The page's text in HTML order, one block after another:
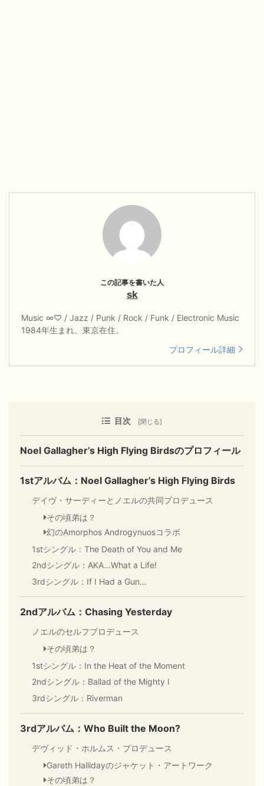
sk
Music ∞♡ / Jazz / Punk / Rock / Funk / Electronic Music
1984年生まれ。東京在住。
プロフィール詳細
目次
Noel Gallagher’s High Flying Birdsのプロフィール
1stアルバム：Noel Gallagher’s High Flying Birds
デイヴ・サーディーとノエルの共同プロデュース
その頃弟は？
幻のAmorphos Androgynuosコラボ
1stシングル：The Death of You and Me
2ndシングル：AKA…What a Life!
3rdシングル：If I Had a Gun…
2ndアルバム：Chasing Yesterday
ノエルのセルフプロデュース
その頃弟は？
1stシングル：In the Heat of the Moment
2ndシングル：Ballad of the Mighty I
3rdシングル：Riverman
3rdアルバム：Who Built the Moon?
デヴィッド・ホルムス・プロデュース
Gareth Hallidayのジャケット・アートワーク
その頃弟は？